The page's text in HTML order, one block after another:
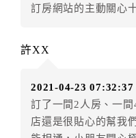
店客滿，敬請及早計畫
．每筆訂單異動限定乙
訂房者應補足差額。 限
．訂單異動後，訂單費
訂房者不得要求退其差
訂房網站的主動關心
許XX
2021-04-23 07:32:37
訂了一間2人房、一
店還是很貼心的幫我